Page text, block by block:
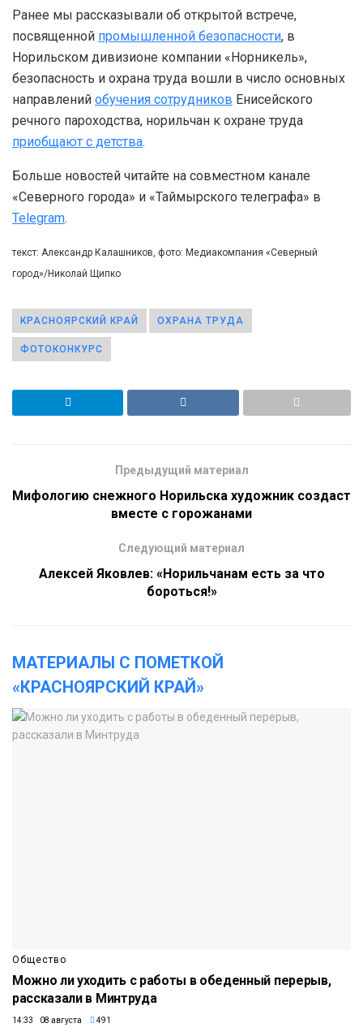
Ранее мы рассказывали об открытой встрече,
посвященной промышленной безопасности, в
Норильском дивизионе компании «Норникель»,
безопасность и охрана труда вошли в число основных
направлений обучения сотрудников Енисейского
речного пароходства, норильчан к охране труда
приобщают с детства.
Больше новостей читайте на совместном канале
«Северного города» и «Таймырского телеграфа» в
Telegram.
текст: Александр Калашников, фото: Медиакомпания «Северный
город»/Николай Щипко
КРАСНОЯРСКИЙ КРАЙ ОХРАНА ТРУДА
ФОТОКОНКУРС
Предыдущий материал
Мифологию снежного Норильска художник создаст
вместе с горожанами
Следующий материал
Алексей Яковлев: «Норильчанам есть за что
бороться!»
МАТЕРИАЛЫ С ПОМЕТКОЙ
«КРАСНОЯРСКИЙ КРАЙ»
Общество
Можно ли уходить с работы в обеденный перерыв,
рассказали в Минтруда
14:33 08 августа 491